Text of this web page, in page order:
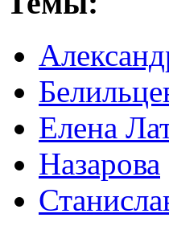
Елена
Назарова